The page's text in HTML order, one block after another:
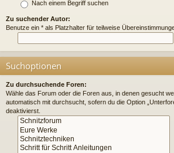
Nach einem Begriff suchen
Zu suchender Autor:
Benutze ein * als Platzhalter für teilweise
Suchoptionen
Zu durchsuchende Foren:
Wähle das Forum oder die Foren aus, in denen gesucht
automatisch mit durchsucht, sofern du die Option
deaktivierst.